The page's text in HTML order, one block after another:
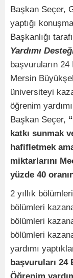
Başkan Seçer,
yaptığı
Başkanlığı
Yardımı
başvuruların
Mersin
üniversiteyi
öğrenim
Başkan Seçer,
katkı sunmak
hafifletmek
miktarlarını
yüzde 40
2 yıllık
bölümleri
bölümleri
bölümleri
yardımı
başvuruları 24